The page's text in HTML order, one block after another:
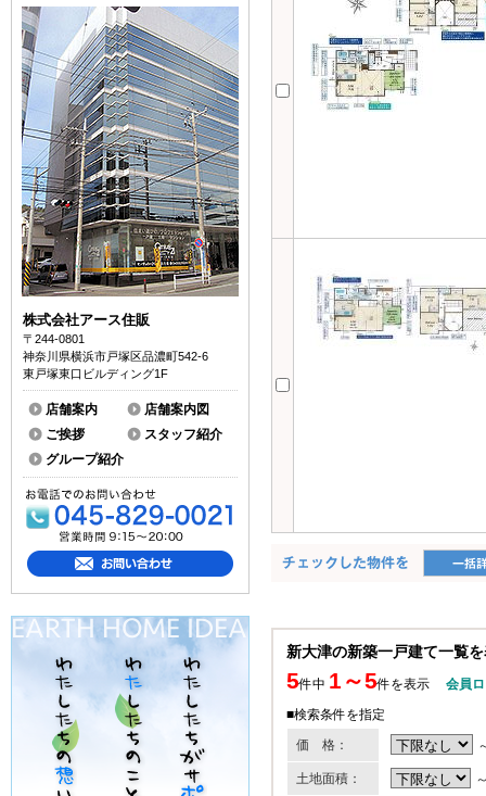
新大津の新築一戸建て一覧
5件中 1～5件を表示
会員
■検索条件を指定
価 格：
土地面積：
株式会社アース住販
〒244-0801
神奈川県横浜市戸塚区品濃町542-6
東戸塚東口ビルディング1F
店舗案内
店舗案内図
ご挨拶
スタッフ紹介
グループ紹介